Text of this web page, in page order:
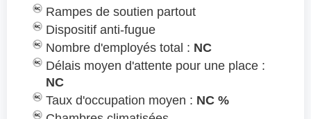
Rampes de soutien partout
Dispositif anti-fugue
Nombre d'employés total : NC
Délais moyen d'attente pour une place :
NC
Taux d'occupation moyen : NC %